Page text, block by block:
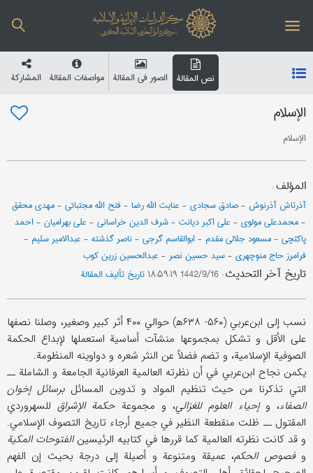
نص المقالة الصور في المقالة مواصفات المقالة المشارکة
الإسلام
الإسلام
المؤلف:
آذرتاش آذرنوش -صادق سجادی - عنایت الله رضا -فتح الله مجتبائي -مهدي محقق
-محمدعلي مولوي - علی اکبر دیانت -شرف الدین خراساني - علي بهرامیان -احمد
پاکتچی -مسعود جلالي مقدم -ابوالقاسم گرجی - ناصر گذشته - عبدالامیر سلیم -
فرامرز حاج منوچهری -سید حسین نصر - عبدالحسین زرین کوب
تاریخ آخر التحدیث: 1442/9/16 ۱۸:۵۹:۱۹ تاریخ تألیف المقالة
نسب إلى ابن‌عربي (۵۶۰- ۶۳۸ه‍) حوالي ۴۰۰ أثر كبير وصغير، وصلنا نصفها
على الأقل و تشكل بمجموعها منشآت أساسية استعملها لإبداع الحكمة
الصوفية الإسلامية، و تضم فضلاً عن النثر شعره و دواوينه المنظومة.
يكمن نجاح ابن‌عربي في أن نظرته العالمية العرفانية الجامعة و الشاملة ــ
التي تذكرنا من حيث تنظيم المواد و تدوين المسائلبرسائل إخوان
الصفاء، و إحياء العلوم للغزالي، و مجموعةحكمة الإشراق للسهروردي
المقتول ــ ظلت منقطعة النظير في جميع أرجاء تاريخ التصوف الإسلامي.
و قد كانت نظرته العالمية كما قررها في كتابيه الرئيسينالفتوحات المكية
و فصوص الحكم، عميقة ومتنوعة و أصيلة إلى درجة بحيث إن الفهم